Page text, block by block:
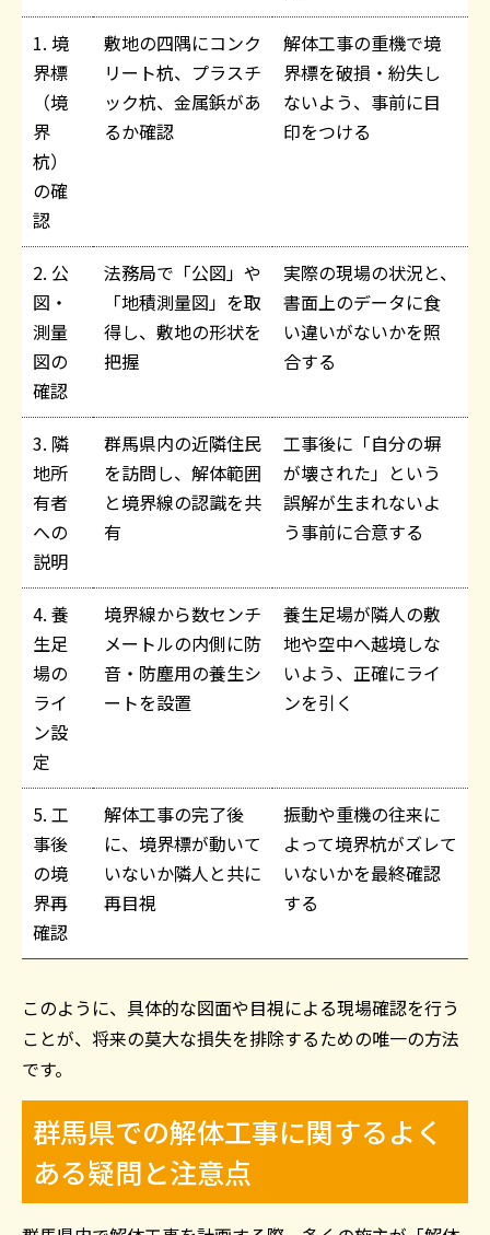
1. 境
界標
（境
界
杭）
の確
認
敷地の四隅にコンク
リート杭、プラスチ
ック杭、金属鋲があ
るか確認
解体工事の重機で境
界標を破損・紛失し
ないよう、事前に目
印をつける
2. 公
図・
測量
図の
確認
法務局で「公図」や
「地積測量図」を取
得し、敷地の形状を
把握
実際の現場の状況と、
書面上のデータに食
い違いがないかを照
合する
3. 隣
地所
有者
への
説明
群馬県内の近隣住民
を訪問し、解体範囲
と境界線の認識を共
有
工事後に「自分の塀
が壊された」という
誤解が生まれないよ
う事前に合意する
4. 養
生足
場の
ライ
ン設
定
境界線から数センチ
メートルの内側に防
音・防塵用の養生シ
ートを設置
養生足場が隣人の敷
地や空中へ越境しな
いよう、正確にライ
ンを引く
5. 工
事後
の境
界再
確認
解体工事の完了後
に、境界標が動いて
いないか隣人と共に
再目視
振動や重機の往来に
よって境界杭がズレて
いないかを最終確認
する
このように、具体的な図面や目視による現場確認を行う
ことが、将来の莫大な損失を排除するための唯一の方法
です。
群馬県での解体工事に関するよく
ある疑問と注意点